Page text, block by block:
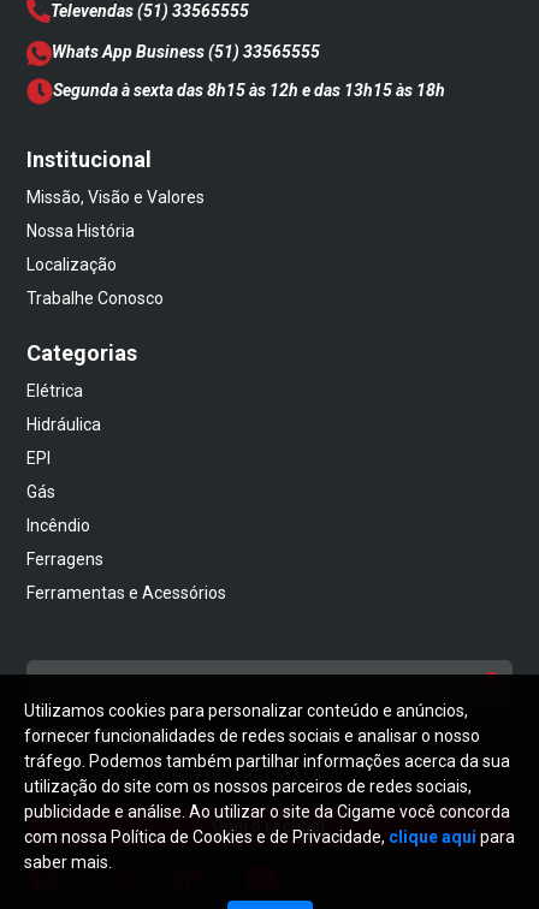
Televendas(51) 33565555
Whats App Business(51) 33565555
Segunda à sexta das 8h15 às 12h e das 13h15 às 18h
Institucional
Missão, Visão e Valores
Nossa História
Localização
Trabalhe Conosco
Categorias
Elétrica
Hidráulica
EPI
Gás
Incêndio
Ferragens
Ferramentas e Acessórios
NEWSLETTER
Receba notícias atualizadas da CIGAME
Quero receber
Utilizamos cookies para personalizar conteúdo e anúncios,
fornecer funcionalidades de redes sociais e analisar o nosso
tráfego. Podemos também partilhar informações acerca da sua
utilização do site com os nossos parceiros de redes sociais,
publicidade e análise. Ao utilizar o site da Cigame você concorda
com nossa Política de Cookies e de Privacidade, clique aqui para
saber mais.